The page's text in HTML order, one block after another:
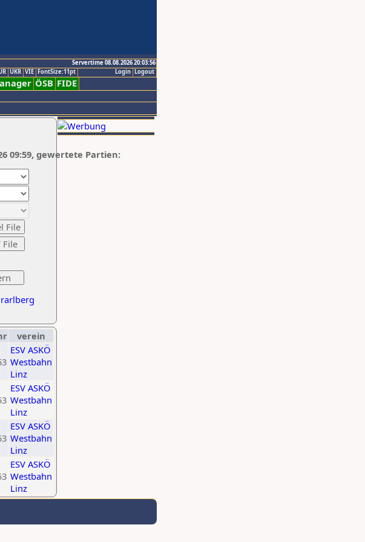
Servertime 08.08.2026 20:03:56
Logout
Login
UKR VIE FontSize:11pt
ÖSB FIDE
09:59, gewertete Partien:
verein
ESV ASKÖ
Westbahn
Linz
ESV ASKÖ
Westbahn
Linz
ESV ASKÖ
Westbahn
Linz
ESV ASKÖ
Westbahn
Linz